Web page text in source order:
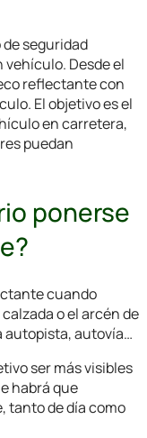
seguridad
Desde el
reflectante con
El objetivo es el
en carretera,
puedan
ponerse
cuando
o el arcén de
autopista, autovía…
ser más visibles
habrá que
tanto de día como